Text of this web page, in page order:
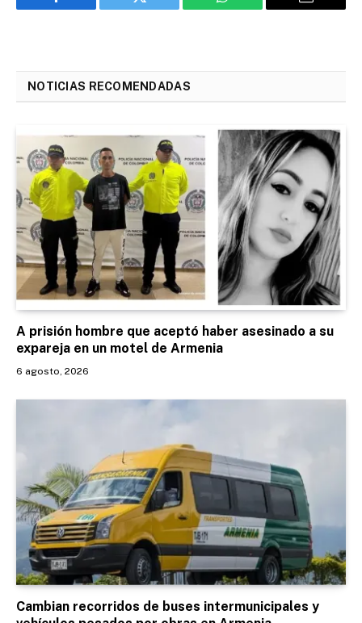
Facebook Twitter WhatsApp Email
NOTICIAS RECOMENDADAS
A prisión hombre que aceptó haber asesinado a su
expareja en un motel de Armenia
6 agosto, 2026
Cambian recorridos de buses intermunicipales y